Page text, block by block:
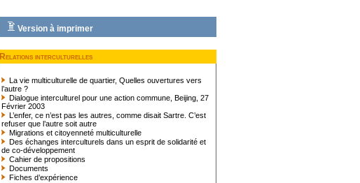
Version à imprimer
Relations interculturelles
La vie multiculturelle de quartier, Quelles ouvertures vers
l’autre ?
Dialogue interculturel pour une action commune, Beijing, 27
Février 2003
L’enfer, ce n’est pas les autres, comme disait Sartre. C’est
refuser que l’autre soit autre
Migrations et citoyenneté multiculturelle
Des échanges interculturels dans un esprit de solidarité et
de co-développement
Cahier de propositions
Documents
Fiches d’expérience